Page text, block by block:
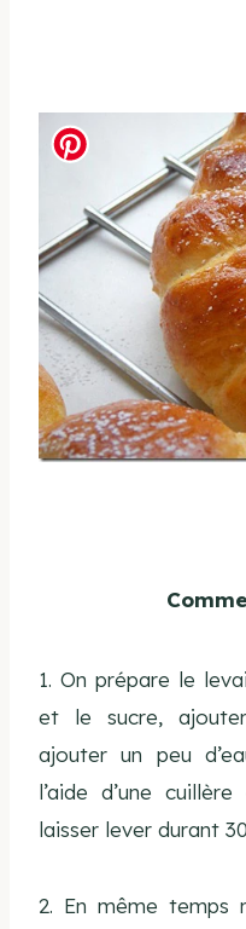
1. On prépare le
et le sucre,
ajouter un peu
l’aide d’une
laisser lever durant
2. En même temps